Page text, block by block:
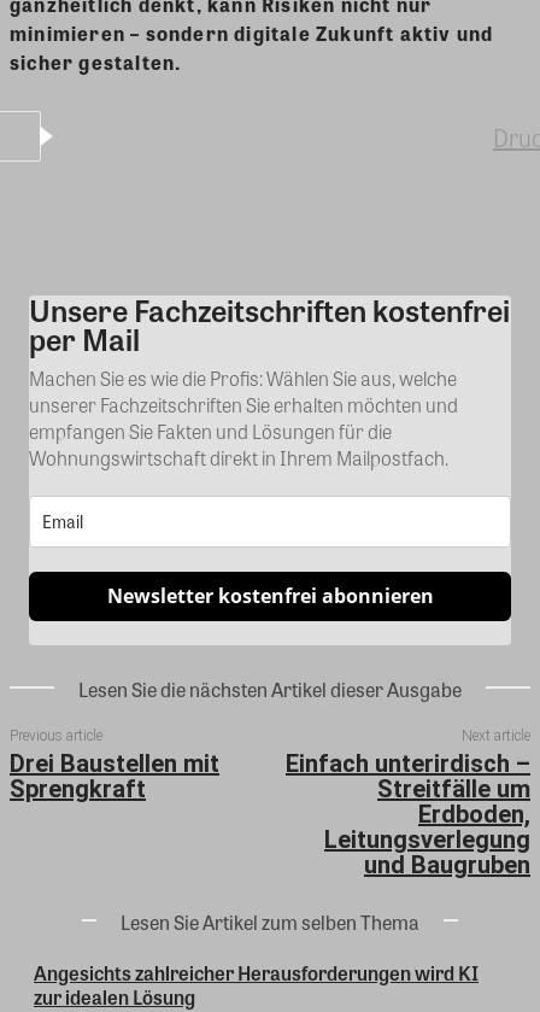
minimieren – sondern digitale Zukunft aktiv und
sicher gestalten.
Kommentar
Unsere Fachzeitschriften kostenfrei
per Mail
Machen Sie es wie die Profis: Wählen Sie aus, welche
unserer Fachzeitschriften Sie erhalten möchten und
empfangen Sie Fakten und Lösungen für die
Wohnungswirtschaft direkt in Ihrem Mailpostfach.
Newsletter kostenfrei abonnieren
Lesen Sie die nächsten Artikel dieser Ausgabe
Previous article
Drei Baustellen mit
Sprengkraft
Next article
Einfach unterirdisch –
Streitfälle um
Erdboden,
Leitungsverlegung
und Baugruben
Lesen Sie Artikel zum selben Thema
Angesichts zahlreicher Herausforderungen wird KI
zur idealen Lösung